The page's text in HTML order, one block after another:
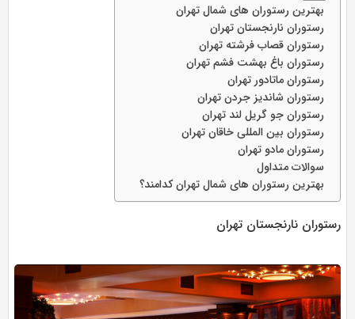
بهترین رستوران های شمال تهران
رستوران نارنجستان تهران
رستوران قصاب فرشته تهران
رستوران باغ بهشت فشم تهران
رستوران ماتادور تهران
رستوران شاندیز جردن تهران
رستوران جو گریل لند تهران
رستوران بین المللی خاقان تهران
رستوران مادو تهران
سوالات متداول
بهترین رستوران های شمال تهران کدامند؟
رستوران نارنجستان تهران